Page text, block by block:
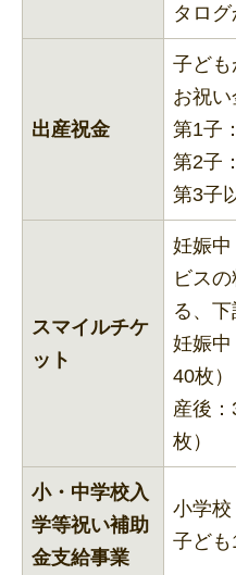
タログ
出産祝金
子ど
お祝
第1子
第2子
第3子
スマイルチケ
ット
妊娠
ビス
る、
妊娠
40枚）
産後
枚）
小・中学校入
学等祝い補助
金支給事業
小学校
子ど